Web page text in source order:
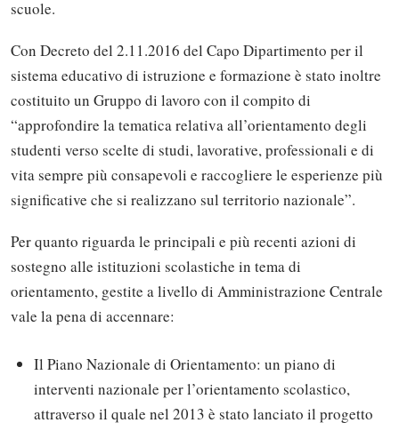
scuole.
Con Decreto del 2.11.2016 del Capo Dipartimento per il
sistema educativo di istruzione e formazione è stato inoltre
costituito un Gruppo di lavoro con il compito di
“approfondire la tematica relativa all’orientamento degli
studenti verso scelte di studi, lavorative, professionali e di
vita sempre più consapevoli e raccogliere le esperienze più
significative che si realizzano sul territorio nazionale”.
Per quanto riguarda le principali e più recenti azioni di
sostegno alle istituzioni scolastiche in tema di
orientamento, gestite a livello di Amministrazione Centrale
vale la pena di accennare:
Il Piano Nazionale di Orientamento: un piano di
interventi nazionale per l’orientamento scolastico,
attraverso il quale nel 2013 è stato lanciato il progetto